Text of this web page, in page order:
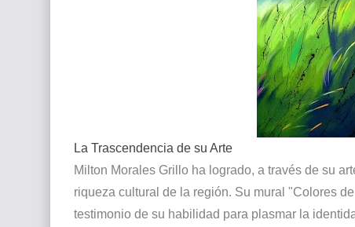
La Trascendencia de su Arte
Milton Morales Grillo ha logrado, a través de su
riqueza cultural de la región. Su mural "Colores
testimonio de su habilidad para plasmar la